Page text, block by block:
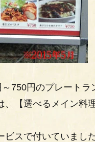
750円のプレート
、【選べるメイン料
ビスで付いていまし